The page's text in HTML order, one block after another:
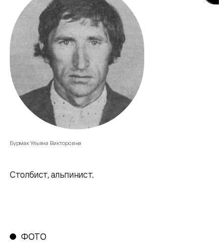
Столбист, альпинист.
Бурмак Ульяна Викторовна
ФОТО